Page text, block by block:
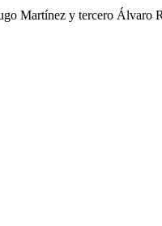
Martínez y tercero Álvaro